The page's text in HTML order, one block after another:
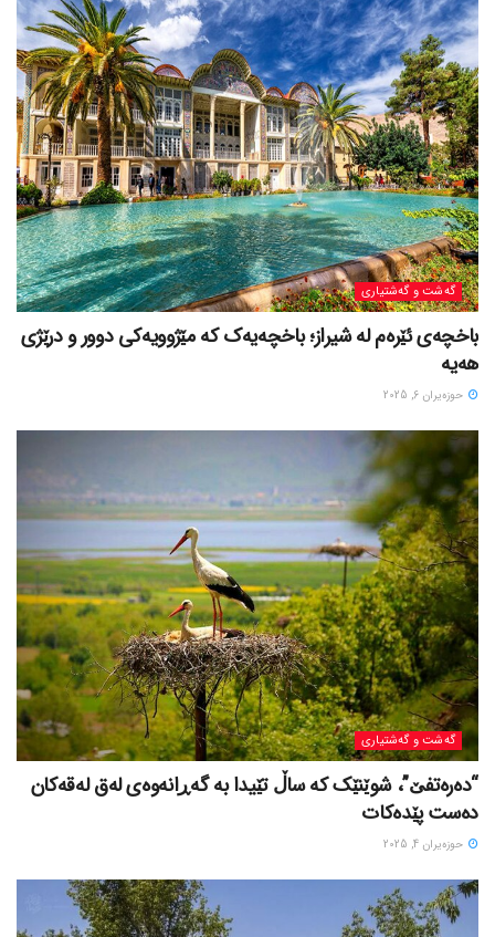
گه‌شت و گه‌شتیاری
باخچەی ئێرەم لە شیراز؛ باخچەیەک کە مێژوویەکی دوور و درێژی
هەیە
حوزه‌یران 6, 2025
گه‌شت و گه‌شتیاری
“دەرەتفێ”، شوێنێک کە ساڵ تێیدا بە گەڕانەوەی لەق لەقەکان
دەست پێدەکات
حوزه‌یران 4, 2025